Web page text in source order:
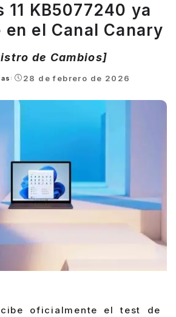
11 KB5077240 ya
el Canal Canary
de Cambios]
28 de febrero de 2026
oficialmente el test de